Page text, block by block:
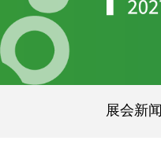
展会新闻